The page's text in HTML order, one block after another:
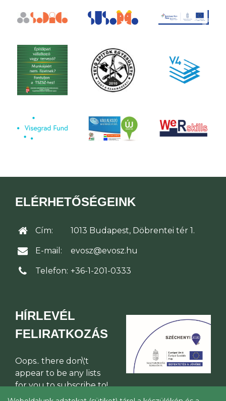
ELÉRHETŐSÉGEINK
Cím: 1013 Budapest, Döbrentei tér 1.
E-mail: evosz@evosz.hu
Telefon: +36-1-201-0333
HÍRLEVÉL
FELIRATKOZÁS
Oops.. there don\'t
appear to be any lists
for you to subscribe to!